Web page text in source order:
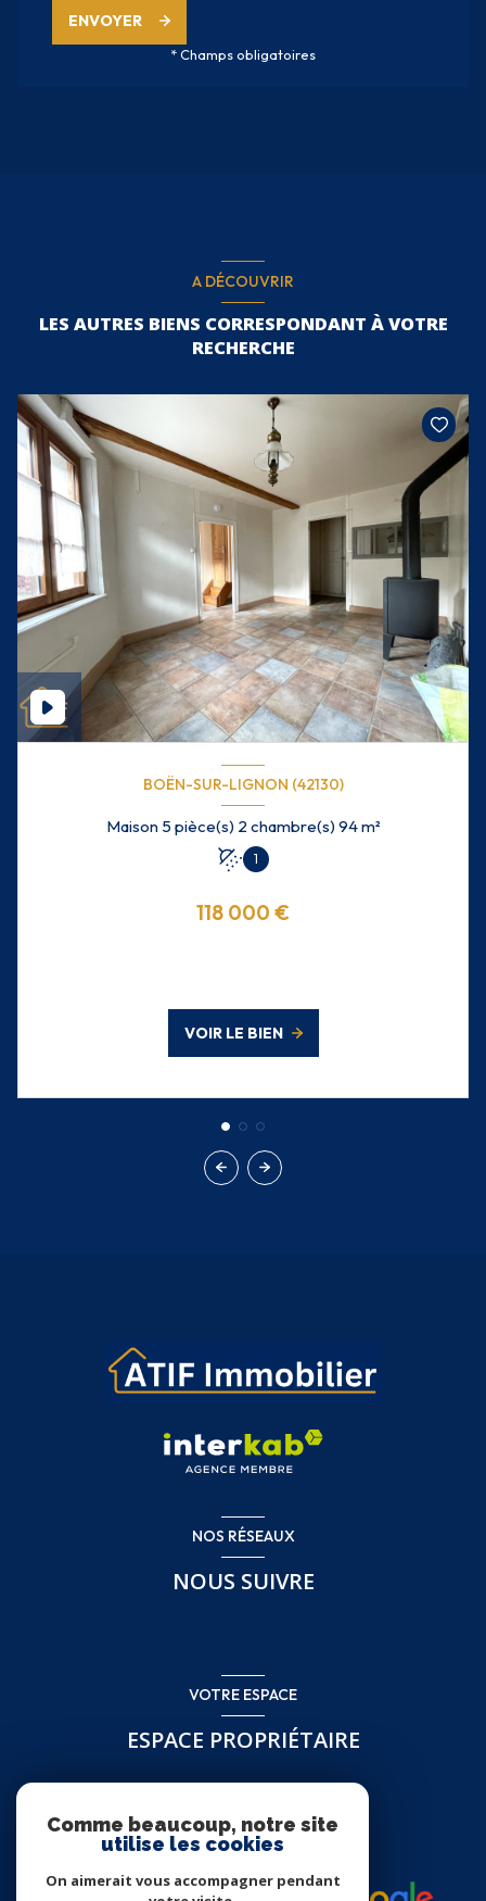
ENVOYER
* Champs obligatoires
A DÉCOUVRIR
LES AUTRES BIENS CORRESPONDANT À VOTRE
RECHERCHE
BOËN-SUR-LIGNON (42130)
Maison 5 pièce(s) 2 chambre(s) 94 m²
1
118 000 €
VOIR LE BIEN
NOS RÉSEAUX
NOUS SUIVRE
VOTRE ESPACE
ESPACE PROPRIÉTAIRE
Comme beaucoup, notre site
utilise les cookies
On aimerait vous accompagner pendant